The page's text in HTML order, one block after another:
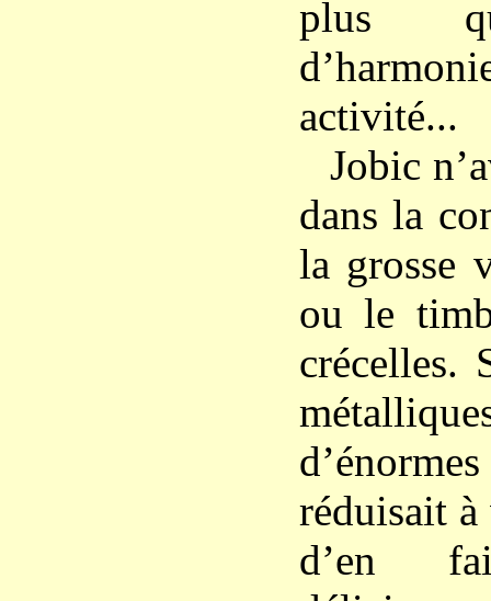
plus
activité...
Jobic
dans la
la grosse
ou le
crécelles.
réduisait
d’en